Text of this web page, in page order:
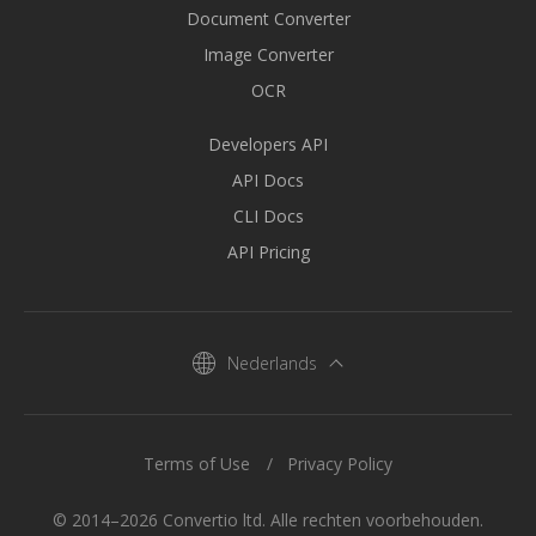
Document Converter
Image Converter
OCR
Developers API
API Docs
CLI Docs
API Pricing
Nederlands
© 2014–2026 Convertio ltd. Alle rechten voorbehouden.
Terms of Use Privacy Policy